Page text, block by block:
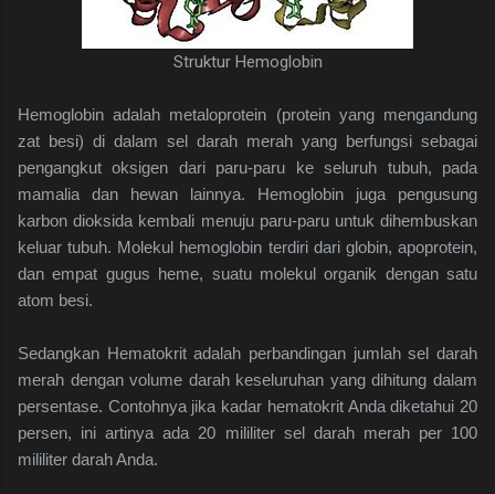
Struktur Hemoglobin
Hemoglobin adalah metaloprotein (protein yang mengandung
zat besi) di dalam sel darah merah yang berfungsi sebagai
pengangkut oksigen dari paru-paru ke seluruh tubuh, pada
mamalia dan hewan lainnya. Hemoglobin juga pengusung
karbon dioksida kembali menuju paru-paru untuk dihembuskan
keluar tubuh. Molekul hemoglobin terdiri dari globin, apoprotein,
dan empat gugus heme, suatu molekul organik dengan satu
atom besi.
Sedangkan Hematokrit adalah perbandingan jumlah sel darah
merah dengan volume darah keseluruhan yang dihitung dalam
persentase. Contohnya jika kadar hematokrit Anda diketahui 20
persen, ini artinya ada 20 mililiter sel darah merah per 100
mililiter darah Anda.